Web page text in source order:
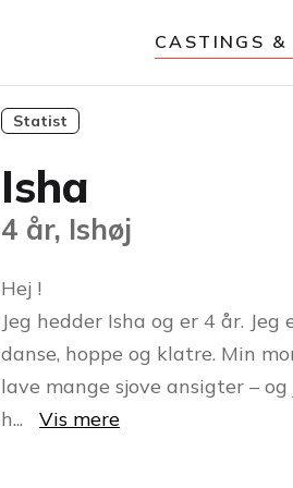
CASTINGS &
Statist
Isha
4 år, Ishøj
Hej !
Jeg hedder Isha og er 4 år.
danse, hoppe og klatre. Min
lave mange sjove ansigter –
h... Vis mere